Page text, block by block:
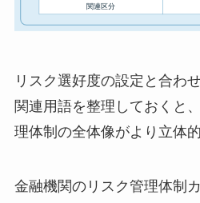
リスク選好度の設定と合わ
関連用語を整理しておくと
理体制の全体像がより立体
金融機関のリスク管理体制